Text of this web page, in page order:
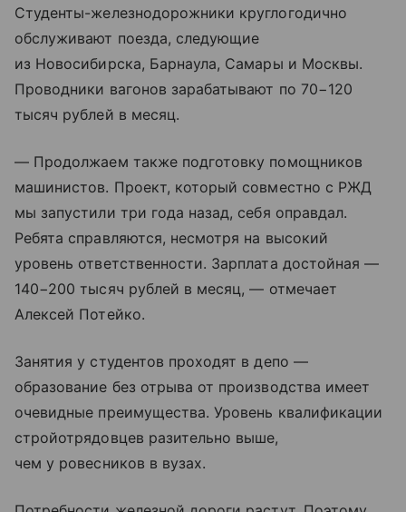
Студенты-железнодорожники круглогодично
обслуживают поезда, следующие
из Новосибирска, Барнаула, Самары и Москвы.
Проводники вагонов зарабатывают по 70−120
тысяч рублей в месяц.
— Продолжаем также подготовку помощников
машинистов. Проект, который совместно с РЖД
мы запустили три года назад, себя оправдал.
Ребята справляются, несмотря на высокий
уровень ответственности. Зарплата достойная —
140−200 тысяч рублей в месяц, — отмечает
Алексей Потейко.
Занятия у студентов проходят в депо —
образование без отрыва от производства имеет
очевидные преимущества. Уровень квалификации
стройотрядовцев разительно выше,
чем у ровесников в вузах.